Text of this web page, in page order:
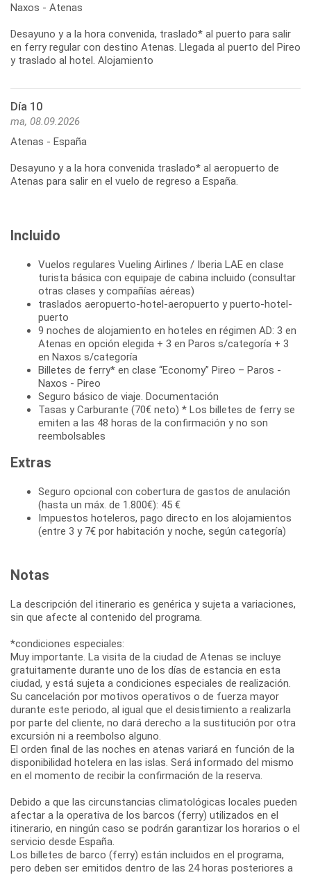
Naxos - Atenas
Desayuno y a la hora convenida, traslado* al puerto para salir
en ferry regular con destino Atenas. Llegada al puerto del Pireo
y traslado al hotel. Alojamiento
Día 10
ma, 08.09.2026
Atenas - España
Desayuno y a la hora convenida traslado* al aeropuerto de
Atenas para salir en el vuelo de regreso a España.
Incluido
Vuelos regulares Vueling Airlines / Iberia LAE en clase
turista básica con equipaje de cabina incluido (consultar
otras clases y compañías aéreas)
traslados aeropuerto-hotel-aeropuerto y puerto-hotel-
puerto
9 noches de alojamiento en hoteles en régimen AD: 3 en
Atenas en opción elegida + 3 en Paros s/categoría + 3
en Naxos s/categoría
Billetes de ferry* en clase “Economy” Pireo – Paros -
Naxos - Pireo
Seguro básico de viaje. Documentación
Tasas y Carburante (70€ neto) * Los billetes de ferry se
emiten a las 48 horas de la confirmación y no son
reembolsables
Extras
Seguro opcional con cobertura de gastos de anulación
(hasta un máx. de 1.800€): 45 €
Impuestos hoteleros, pago directo en los alojamientos
(entre 3 y 7€ por habitación y noche, según categoría)
Notas
La descripción del itinerario es genérica y sujeta a variaciones,
sin que afecte al contenido del programa.
*condiciones especiales:
Muy importante. La visita de la ciudad de Atenas se incluye
gratuitamente durante uno de los días de estancia en esta
ciudad, y está sujeta a condiciones especiales de realización.
Su cancelación por motivos operativos o de fuerza mayor
durante este periodo, al igual que el desistimiento a realizarla
por parte del cliente, no dará derecho a la sustitución por otra
excursión ni a reembolso alguno.
El orden final de las noches en atenas variará en función de la
disponibilidad hotelera en las islas. Será informado del mismo
en el momento de recibir la confirmación de la reserva.
Debido a que las circunstancias climatológicas locales pueden
afectar a la operativa de los barcos (ferry) utilizados en el
itinerario, en ningún caso se podrán garantizar los horarios o el
servicio desde España.
Los billetes de barco (ferry) están incluidos en el programa,
pero deben ser emitidos dentro de las 24 horas posteriores a